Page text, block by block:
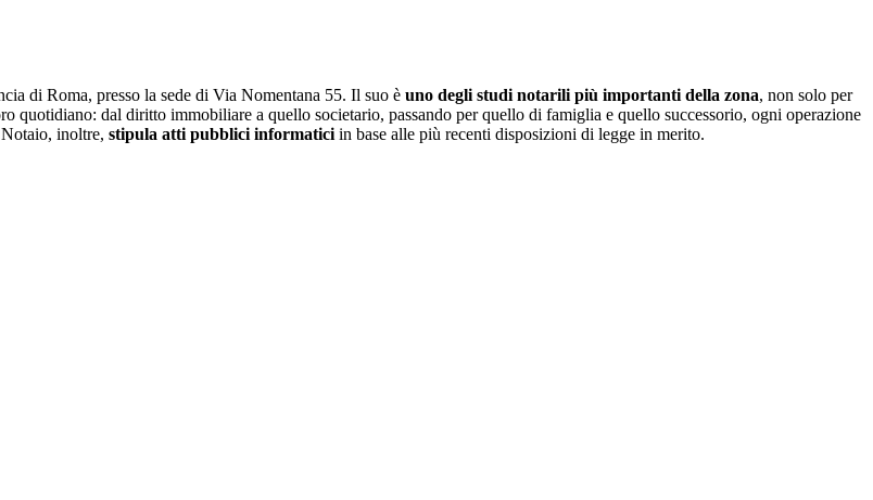
di Roma, presso la sede di Via Nomentana 55. Il suo è uno degli studi notarili più importanti della zona, non solo per
quotidiano: dal diritto immobiliare a quello societario, passando per quello di famiglia e quello successorio, ogni operazione
inoltre, stipula atti pubblici informatici in base alle più recenti disposizioni di legge in merito.